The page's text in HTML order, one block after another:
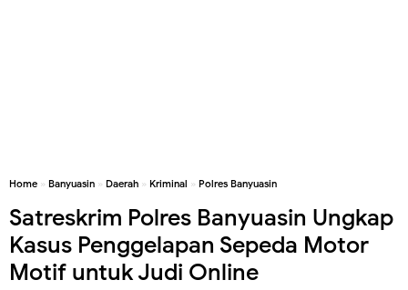
Home » Banyuasin » Daerah » Kriminal » Polres Banyuasin
Satreskrim Polres Banyuasin Ungkap
Kasus Penggelapan Sepeda Motor
Motif untuk Judi Online